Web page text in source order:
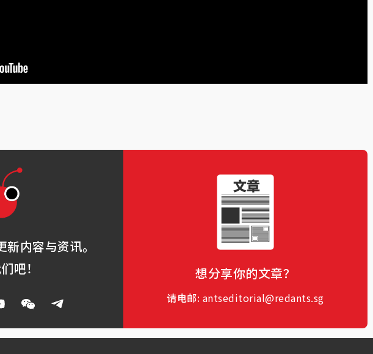
内容与资讯。
吧！
想分享你的文章？
请电邮: antseditorial@redants.sg